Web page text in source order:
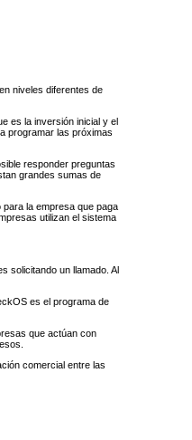
niveles diferentes de
es la inversión inicial y el
programar las próximas
responder preguntas
grandes sumas de
la empresa que paga
utilizan el sistema
solicitando un llamado. Al
es el programa de
que actúan con
comercial entre las